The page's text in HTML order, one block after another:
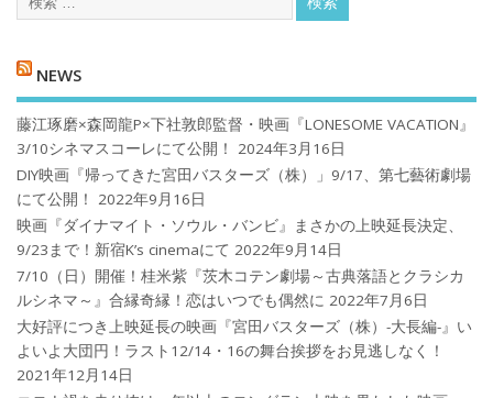
NEWS
藤江琢磨×森岡龍P×下社敦郎監督・映画『LONESOME VACATION』
3/10シネマスコーレにて公開！
2024年3月16日
DIY映画『帰ってきた宮田バスターズ（株）」9/17、第七藝術劇場
にて公開！
2022年9月16日
映画『ダイナマイト・ソウル・バンビ』まさかの上映延長決定、
9/23まで！新宿K’s cinemaにて 2022年9月14日
7/10（日）開催！桂米紫『茨木コテン劇場～古典落語とクラシカ
ルシネマ～』合縁奇縁！恋はいつでも偶然に 2022年7月6日
大好評につき上映延長の映画『宮田バスターズ（株）-大長編-』い
よいよ大団円！ラスト12/14・16の舞台挨拶をお見逃しなく！
2021年12月14日